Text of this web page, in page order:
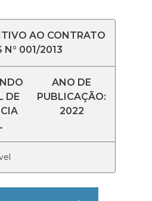
AO CONTRATO
N° 001/2013
DE
ANO DE
PUBLICAÇÃO:
2022